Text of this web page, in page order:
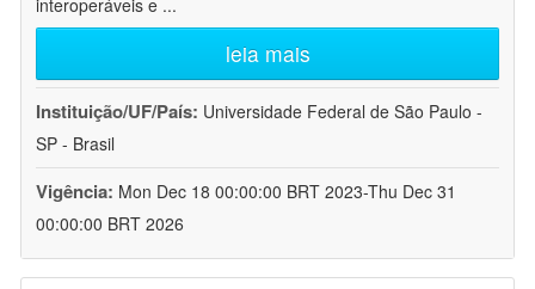
interoperáveis e ...
leia mais
Instituição/UF/País: Universidade Federal de São Paulo -
SP - Brasil
Vigência: Mon Dec 18 00:00:00 BRT 2023-Thu Dec 31
00:00:00 BRT 2026